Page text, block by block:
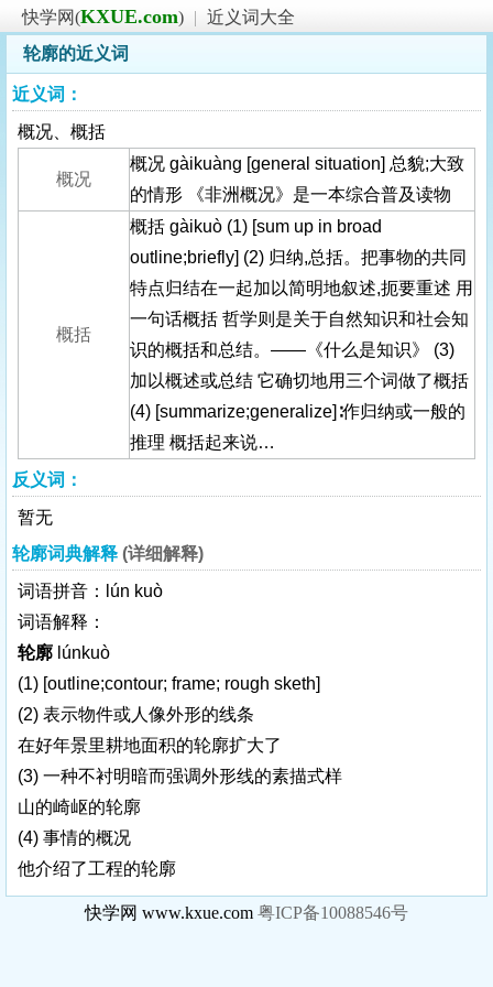
快学网(KXUE.com) | 近义词大全
轮廓的近义词
近义词：
概况、概括
概况
概况 gàikuàng [general situation] 总貌;大致
的情形 《非洲概况》是一本综合普及读物
概括
概括 gàikuò (1) [sum up in broad
outline;briefly] (2) 归纳,总括。把事物的共同
特点归结在一起加以简明地叙述,扼要重述 用
一句话概括 哲学则是关于自然知识和社会知
识的概括和总结。——《什么是知识》 (3)
加以概述或总结 它确切地用三个词做了概括
(4) [summarize;generalize]∶作归纳或一般的
推理 概括起来说…
反义词：
暂无
轮廓词典解释 (详细解释)
词语拼音：lún kuò
词语解释：
轮廓 lúnkuò
(1) [outline;contour; frame; rough sketh]
(2) 表示物件或人像外形的线条
在好年景里耕地面积的轮廓扩大了
(3) 一种不衬明暗而强调外形线的素描式样
山的崎岖的轮廓
(4) 事情的概况
他介绍了工程的轮廓
快学网 www.kxue.com 粤ICP备10088546号